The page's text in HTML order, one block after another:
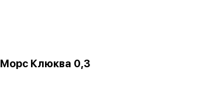
Морс Клюква 0,3